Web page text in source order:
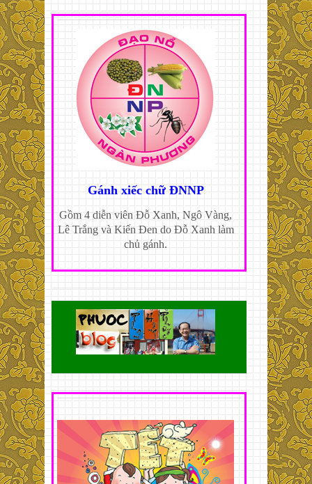
Gánh xiếc chữ ĐNNP
Gồm 4 diễn viên Đỗ Xanh, Ngô Vàng,
Lê Trắng và Kiến Đen do Đỗ Xanh làm
chủ gánh.